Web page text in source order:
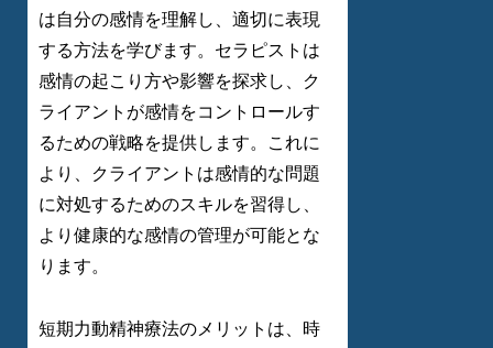
は自分の感情を理解し、適切に表現
する方法を学びます。セラピストは
感情の起こり方や影響を探求し、ク
ライアントが感情をコントロールす
るための戦略を提供します。これに
より、クライアントは感情的な問題
に対処するためのスキルを習得し、
より健康的な感情の管理が可能とな
ります。
短期力動精神療法のメリットは、時